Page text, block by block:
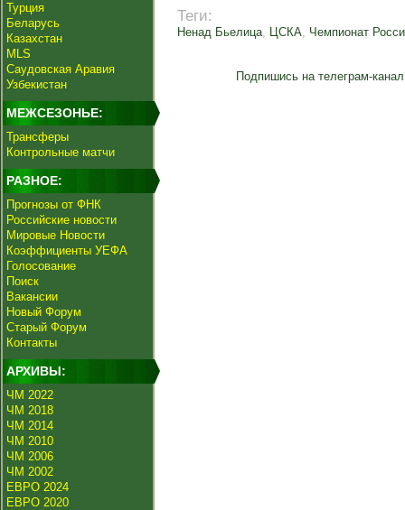
Турция
Беларусь
Казахстан
MLS
Саудовская Аравия
Узбекистан
МЕЖСЕЗОНЬЕ:
Трансферы
Контрольные матчи
РАЗНОЕ:
Прогнозы от ФНК
Российские новости
Мировые Новости
Коэффициенты УЕФА
Голосование
Поиск
Вакансии
Новый Форум
Старый Форум
Контакты
АРХИВЫ:
ЧМ 2022
ЧМ 2018
ЧМ 2014
ЧМ 2010
ЧМ 2006
ЧМ 2002
ЕВРО 2024
ЕВРО 2020
Теги:
Ненад Бьелица, ЦСКА, Чемпионат
Подпишись на телеграм-